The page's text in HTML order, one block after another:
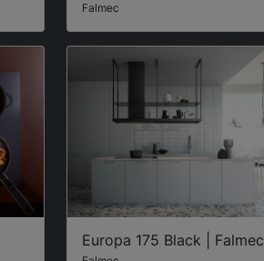
Falmec
Europa 175 Black | Falmec